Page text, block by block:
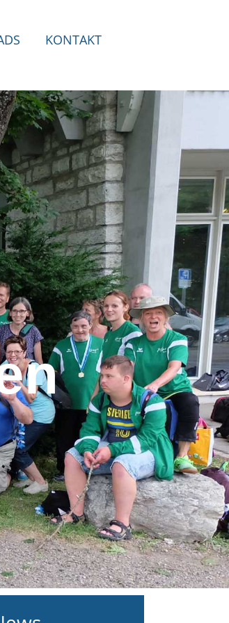
KONTAKT